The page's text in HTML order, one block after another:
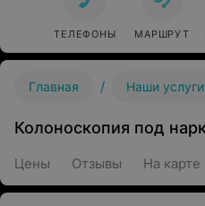
ТЕЛЕФОНЫ МАРШРУТ
Главная / Наши услуги
Колоноскопия под
Цены Отзывы На карте